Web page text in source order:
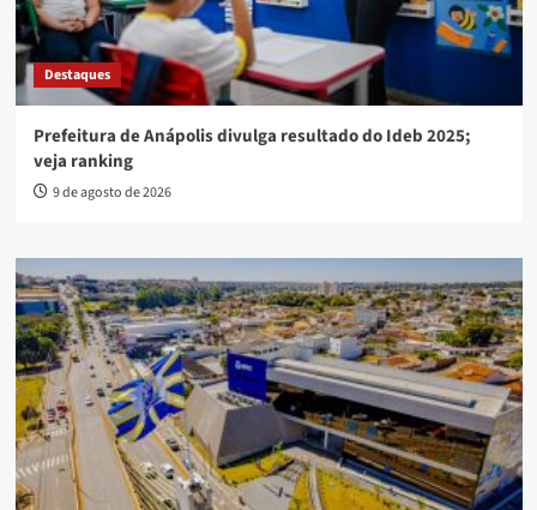
Destaques
Prefeitura de Anápolis divulga resultado do Ideb 2025;
veja ranking
9 de agosto de 2026